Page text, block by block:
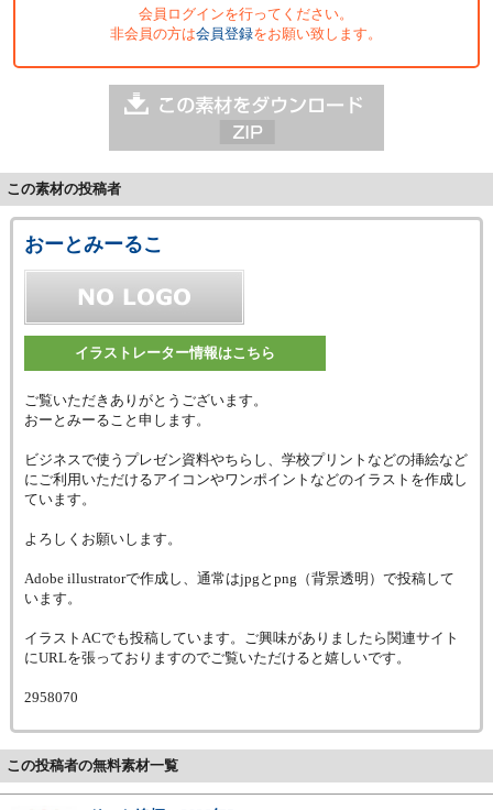
会員ログインを行ってください。
非会員の方は会員登録をお願い致します。
この素材の投稿者
おーとみーるこ
イラストレーター情報はこちら
ご覧いただきありがとうございます。
おーとみーること申します。
ビジネスで使うプレゼン資料やちらし、学校プリントなどの挿絵など
にご利用いただけるアイコンやワンポイントなどのイラストを作成し
ています。
よろしくお願いします。
Adobe illustratorで作成し、通常はjpgとpng（背景透明）で投稿して
います。
イラストACでも投稿しています。ご興味がありましたら関連サイト
にURLを張っておりますのでご覧いただけると嬉しいです。
2958070
この投稿者の無料素材一覧